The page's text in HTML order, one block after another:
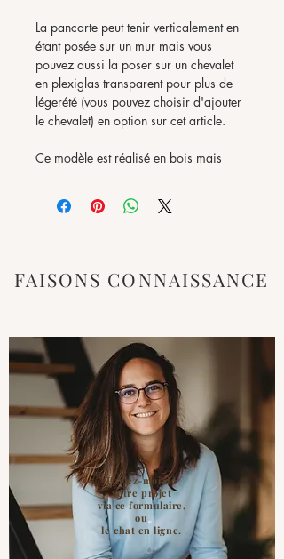
La pancarte peut tenir verticalement en
étant posée sur un mur mais vous
pouvez aussi la poser sur un chevalet
en plexiglas transparent pour plus de
légerété (vous pouvez choisir d'ajouter
le chevalet) en option sur cet article.
Ce modèle est réalisé en bois mais
panneau en plexiglas sur mesure,
contactez-nous pour plus
► ► ► PERSONNALISATION ► ►
►
articles, nous gravons ce que vous
souhaitez.
Vérifiez bien les fautes d'orthographes
svp car le texte sera gravé à l'identique.
Merci de toujours nous transmettre la
date de l’événement afin d'éviter les
surprises de livraison.
► ► ► TAILLE & MATIERE ► ► ►
90 cm x 40 cm x 0,4 cm
FAISONS CONNAISSANCE
Parlez-moi de
votre projet
via ce formulaire,
ou
le chat en ligne.